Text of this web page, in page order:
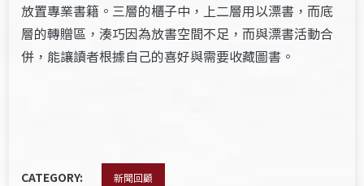
放置專業書籍。三層的櫃子中，上二層用以漂書，而底
層的轉贈區，湊巧因為放書空間不足，而與漂書活動合
併，能讓讀者根據自己的喜好與需要收藏圖書。
CATEGORY: 新聞回顧